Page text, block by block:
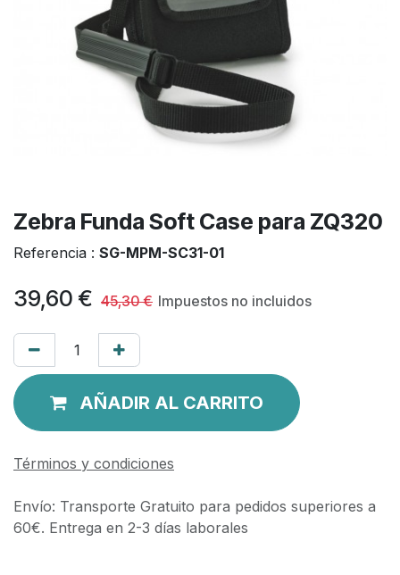
Zebra Funda Soft Case para ZQ320
Referencia : SG-MPM-SC31-01
39,60 € 45,30€ Impuestos no incluidos
AÑADIR AL CARRITO
Términos y condiciones
Envío: Transporte Gratuito para pedidos superiores a
60€. Entrega en 2-3 días laborales